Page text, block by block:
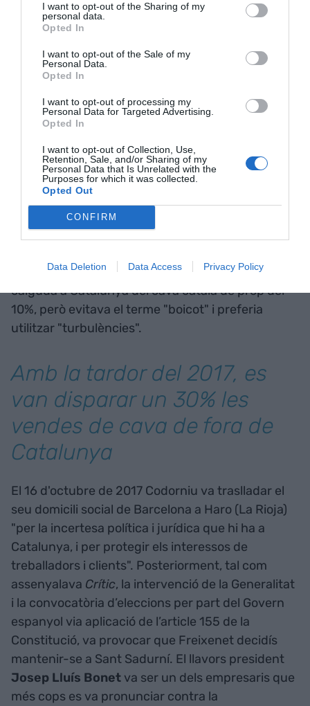
I want to opt-out of the Sharing of my
personal data.
Opted In
I want to opt-out of the Sale of my
Personal Data.
Opted In
I want to opt-out of processing my
Personal Data for Targeted Advertising.
Opted In
I want to opt-out of Collection, Use,
Retention, Sale, and/or Sharing of my
Personal Data that Is Unrelated with the
Purposes for which it was collected.
Opted Out
CONFIRM
Data Deletion Data Access Privacy Policy
venut”, afirmava eufòric als mitjans de Madrid.
A finals del 2017 i amb la celebració del
referèndum de l'1 d'octubre i posterior declaració
unilateral d'independència de Catalunya, es van
disparar un 30% les vendes de cava de fora de
Catalunya, amb Extremadura, La Rioja o Valencia
certes bodegues. Molts d'ells afirmaven aEl
Españolque celebraven el boicot català ja que "ni
amb 10 anys de publicitat ho haurien aconseguit",
com és el cas de Bodegas Langa amb seu a
Calatayud, Saragossa. El mateix
d'Origen Cava (DO Cava)- va anunciar una
caiguda a Catalunya del cava català de prop del
10%, però evitava el terme "boicot" i preferia
utilitzar "turbulències".
Amb la tardor del 2017, es
van disparar un 30% les
vendes de cava de fora de
Catalunya
El 16 d'octubre de 2017 Codorniu va traslladar el
seu domicili social de Barcelona a Haro (La Rioja)
"per la incertesa política i jurídica que hi ha a
Catalunya, i per protegir els interessos de
treballadors i clients". Posteriorment, tal com
assenyalava Crític, la intervenció de la Generalitat
i la convocatòria d’eleccions per part del Govern
espanyol via aplicació de l’article 155 de la
Constitució, va provocar que Freixenet decidís
mantenir-se a Sant Sadurní. El llavors president
Josep Lluís Bonet va ser un dels empresaris que
més cops es va pronunciar contra la